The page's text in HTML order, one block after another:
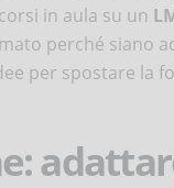
in aula su un
perché siano
per spostare la